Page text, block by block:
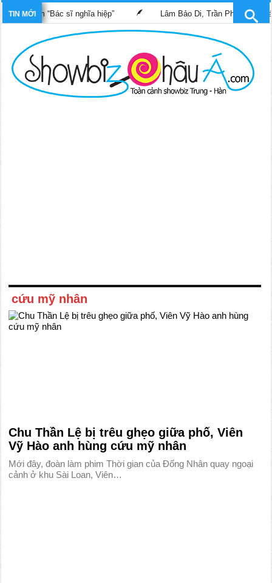
TIN MỚI
phim “Bác sĩ nghĩa hiệp” Lâm Bảo Di, Trần Pháp Dung tái
cứu mỹ nhân
Chu Thần Lệ bị trêu ghẹo giữa phố, Viên
Vỹ Hào anh hùng cứu mỹ nhân
Mới đây, đoàn làm phim Thời gian của Đống Nhân quay ngoại
cảnh ở khu Sài Loan, Viên…